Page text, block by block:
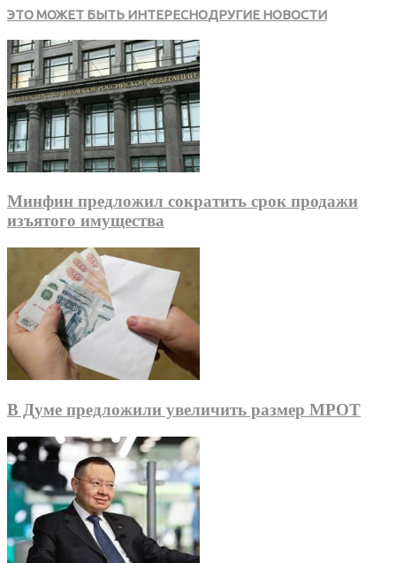
ЭТО МОЖЕТ БЫТЬ ИНТЕРЕСНОДРУГИЕ НОВОСТИ
Минфин предложил сократить срок продажи
изъятого имущества
В Думе предложили увеличить размер МРОТ